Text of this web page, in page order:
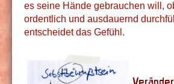
es seine Hände gebrauchen will,
ordentlich und ausdauernd
entscheidet das Gefühl.